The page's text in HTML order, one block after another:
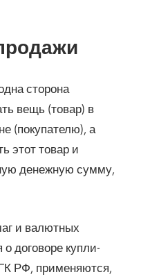
сторона
вещь (товар) в
(покупателю), а
этот товар и
денежную сумму,
и валютных
договоре купли-
РФ, применяются,